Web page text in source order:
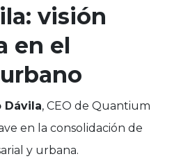
visión
en el
Dávila, CEO de Quantium
en la consolidación de
y urbana.